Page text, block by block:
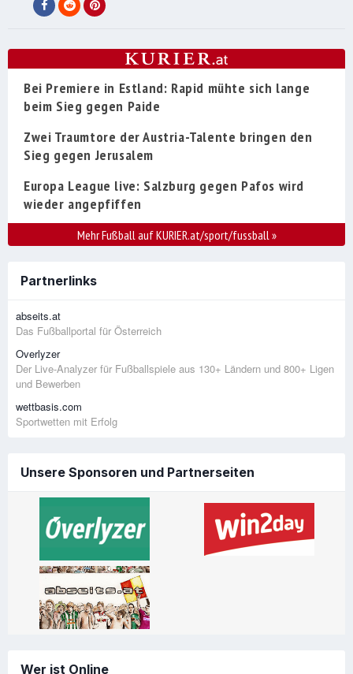
Bei Premiere in Estland: Rapid mühte sich lange
beim Sieg gegen Paide
Zwei Traumtore der Austria-Talente bringen den
Sieg gegen Jerusalem
Europa League live: Salzburg gegen Pafos wird
wieder angepfiffen
Mehr Fußball auf KURIER.at/sport/fussball»
Partnerlinks
abseits.at
Das Fußballportal für Österreich
Overlyzer
Der Live-Analyzer für Fußballspiele aus 130+ Ländern und 800+ Ligen
und Bewerben
wettbasis.com
Sportwetten mit Erfolg
Unsere Sponsoren und Partnerseiten
Wer ist Online